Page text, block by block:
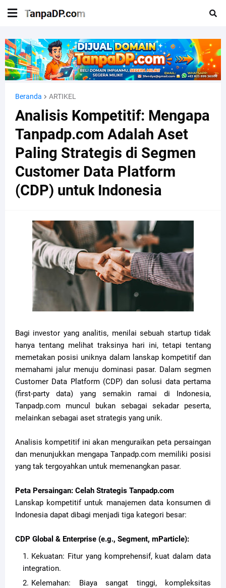
Beranda ARTIKEL
Analisis Kompetitif: Mengapa
Tanpadp.com Adalah Aset
Paling Strategis di Segmen
Customer Data Platform
(CDP) untuk Indonesia
Bagi investor yang analitis, menilai sebuah startup tidak
hanya tentang melihat traksinya hari ini, tetapi tentang
memetakan posisi uniknya dalam lanskap kompetitif dan
memahami jalur menuju dominasi pasar. Dalam segmen
Customer Data Platform (CDP) dan solusi data pertama
(first-party data) yang semakin ramai di Indonesia,
Tanpadp.com muncul bukan sebagai sekadar peserta,
melainkan sebagai aset strategis yang unik.
Analisis kompetitif ini akan menguraikan peta persaingan
dan menunjukkan mengapa Tanpadp.com memiliki posisi
yang tak tergoyahkan untuk memenangkan pasar.
Peta Persaingan: Celah Strategis Tanpadp.com
Lanskap kompetitif untuk manajemen data konsumen di
Indonesia dapat dibagi menjadi tiga kategori besar:
CDP Global & Enterprise (e.g., Segment, mParticle):
Kekuatan: Fitur yang komprehensif, kuat dalam data
integration.
Kelemahan: Biaya sangat tinggi, kompleksitas